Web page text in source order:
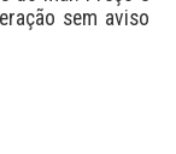
sem aviso